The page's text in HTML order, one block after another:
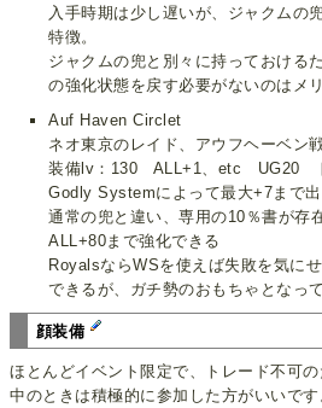
入手時期は少し遅いが、ジャクムの
特徴。
ジャクムの兜と別々に持っておける
の強化状態を戻す必要がないのはメ
Auf Haven Circlet
ネオ東京のレイド、アウフヘーベン
装備lv：130 ALL+1、etc UG20
Godly Systemによって最大+7まで
通常の兜と違い、専用の10％書が存
ALL+80まで強化できる
RoyalsならWSを使えば失敗を気に
できるが、ガチ勢のおもちゃとなっ
顔装備
ほとんどイベント限定で、トレード不可
中のときは積極的に参加した方がいいです